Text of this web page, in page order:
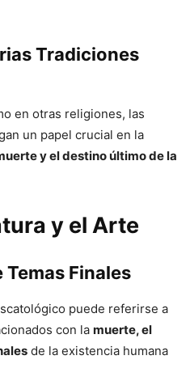
Tradiciones
en otras religiones, las
un papel crucial en la
y el destino último de la
y el Arte
Finales
puede referirse a
con la muerte, el
de la existencia humana